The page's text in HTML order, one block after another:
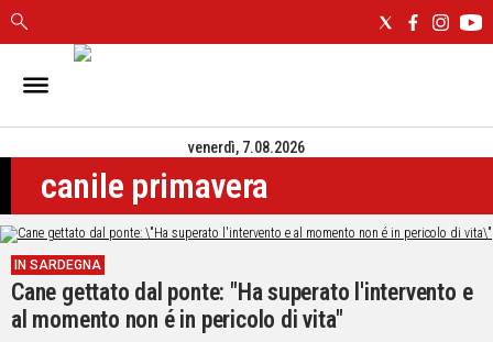
IN
CAGLIARI
SASSARI
NUORO
ORISTANO
SULCIS
GALLURA
OGLIASTRA
venerdì, 7.08.2026
canile primavera
IN SARDEGNA
Cane gettato dal ponte: "Ha superato l'intervento e
al momento non é in pericolo di vita"